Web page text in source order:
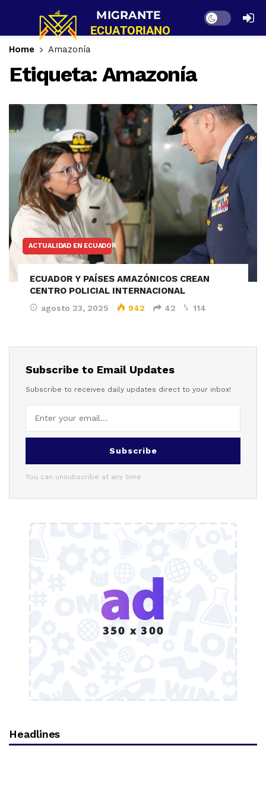
Dark mode
Home Amazonía
Etiqueta: Amazonía
ACTUALIDAD EN ECUADOR
ECUADOR Y PAÍSES AMAZÓNICOS CREAN
CENTRO POLICIAL INTERNACIONAL
agosto 23, 2025 942 42 114
Subscribe to Email Updates
Subscribe to receives daily updates direct to your inbox!
Subscribe
You can unsubscribe at any time
Headlines